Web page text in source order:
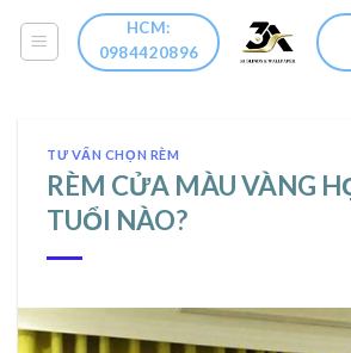
HCM:
0984420896
TƯ VẤN CHỌN RÈM
RÈM CỬA MÀU VÀNG
TUỔI NÀO?